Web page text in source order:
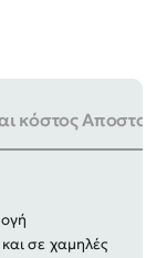
κόστος
επαγγελματική
σε χαμηλές